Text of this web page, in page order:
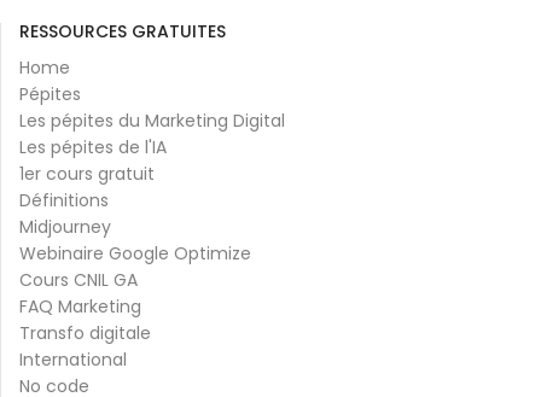
RESSOURCES GRATUITES
Home
Pépites
Les pépites du Marketing Digital
Les pépites de l'IA
1er cours gratuit
Définitions
Midjourney
Webinaire Google Optimize
Cours CNIL GA
FAQ Marketing
Transfo digitale
International
No code